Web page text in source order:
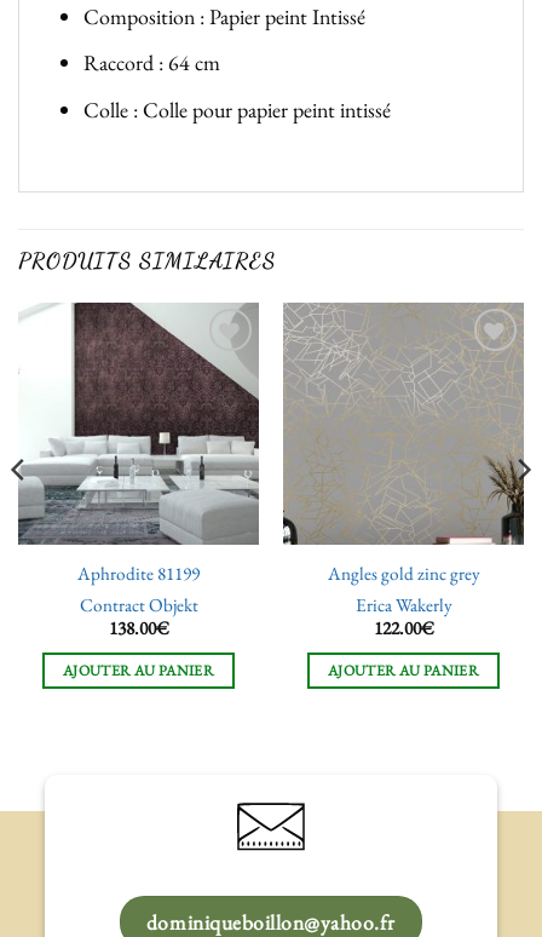
Composition : Papier peint Intissé
Raccord : 64 cm
Colle : Colle pour papier peint intissé
PRODUITS SIMILAIRES
Ajouter
à la liste
de
souhaits
Aphrodite 81199
Contract Objekt
138.00€
AJOUTER AU PANIER
Ajouter
à la liste
de
Angles gold zinc grey
Erica Wakerly
122.00€
AJOUTER AU PANIER
dominiqueboillon@yahoo.fr